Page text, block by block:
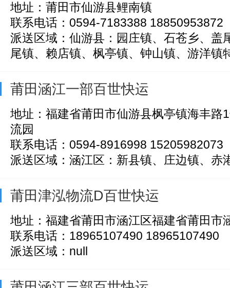
地址：莆田市仙游县鲤南镇
联系电话：0594-7183388 18850953872
派送区域：仙游县：园庄镇、石苍乡、盖
尾镇、赖店镇、枫亭镇、钟山镇、游洋镇
莆田涵江一部百世快运
地址：福建省莆田市仙游县枫亭镇海丰路
流园
联系电话：0594-8916998 15205982073
派送区域：涵江区：新县镇、庄边镇、赤
莆田津泓物流D百世快运
地址：福建省莆田市涵江区福建省莆田市
联系电话：18965107490 18965107490
派送区域：null